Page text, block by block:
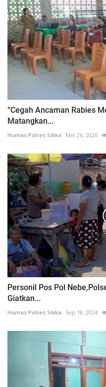
“Cegah Ancaman Rabies
Matangkan...
Humas Polres Sikka Mei 26, 2026
Personil Pos Pol
Giatkan...
Humas Polres Sikka Sep 18, 2024